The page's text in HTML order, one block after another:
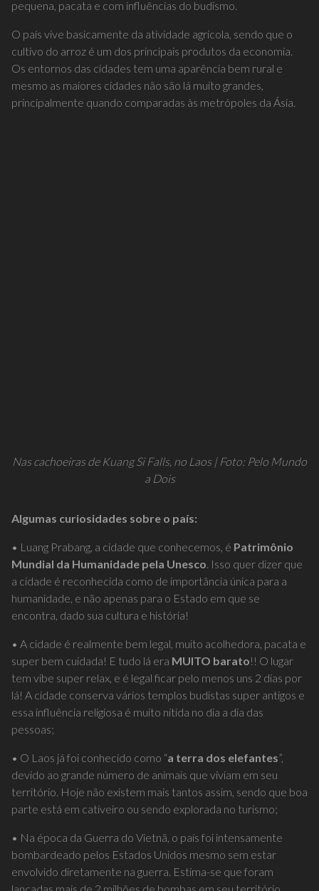
pequena, pacata e com influências do budismo.
O país vive basicamente da atividade agrícola, sendo que o
cultivo do arroz é um dos principais produtos da economia.
Os entornos das cidades tem uma aparência bem rural e
mesmo as maiores cidades não são lá muito grandes,
principalmente quando comparadas às metrópoles da Ásia.
• Luang Prabang, a cidade que conhecemos, é
humanidade, e não apenas para o Estado em que se
encontra, dado sua cultura e história!
• A cidade é realmente bem legal, muito acolhedora, pacata e
super bem cuidada! E tudo lá eraMUITO barato!! O lugar
tem vibe super relax, e é legal ficar pelo menos uns 2 dias por
lá! A cidade conserva vários templos budistas super antigos e
essa influência religiosa é muito nítida no dia a dia das
pessoas;
• O Laos já foi conhecido como “a terra dos elefantes”,
devido ao grande número de animais que viviam em seu
território. Hoje não existem mais tantos assim, sendo que boa
parte está em cativeiro ou sendo explorada no turismo;
• Na época da Guerra do Vietnã, o país foi intensamente
bombardeado pelos Estados Unidos mesmo sem estar
envolvido diretamente na guerra. Estima-se que foram
lançadas mais de 2 milhões de bombas em seu território,
dando-lhe o título de “
o país mais bombardeado do
mund
o”. Até hoje, alguns locais não são abertos para
movimentação por conta do risco de explosão de artefatos
da guerra não recuperados;